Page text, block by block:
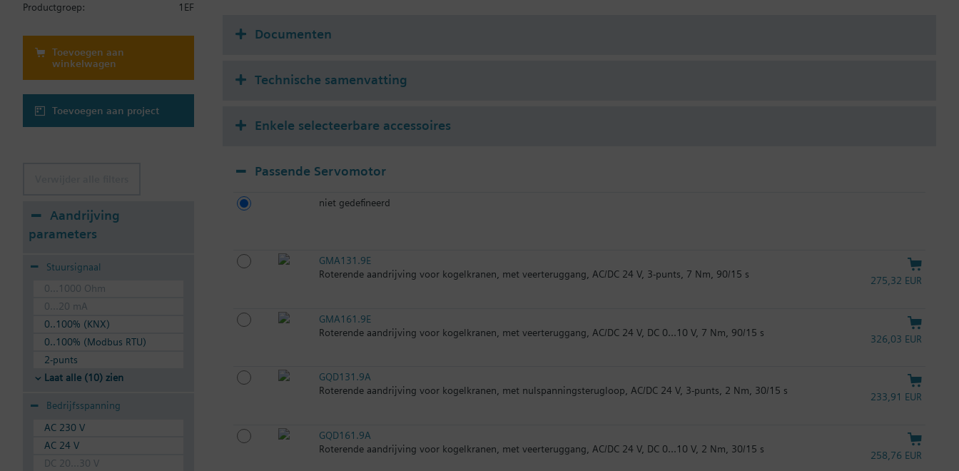
Productgroep:
1EF
Toevoegen aan
winkelwagen
Toevoegen aan project
Aandrijving
parameters
Stuursignaal
0...1000 Ohm
0...20 mA
0..100% (KNX)
0..100% (Modbus RTU)
2-punts
Laat alle (10) zien
Bedrijfsspanning
AC 230 V
AC 24 V
DC 20...30 V
Documenten
Technische samenvatting
Enkele selecteerbare accessoires
Passende Servomotor
niet gedefineerd
GMA131.9E
Roterende aandrijving voor kogelkranen, met veerteruggang, AC/DC 24 V, 3-punts, 7 Nm, 90/15 s
275,32 EUR
GMA161.9E
Roterende aandrijving voor kogelkranen, met veerteruggang, AC/DC 24 V, DC 0...10 V, 7 Nm, 90/15 s
326,03 EUR
GQD131.9A
Roterende aandrijving voor kogelkranen, met nulspanningsterugloop, AC/DC 24 V, 3-punts, 2 Nm, 30/15 s
233,91 EUR
GQD161.9A
Roterende aandrijving voor kogelkranen, met veerteruggang, AC/DC 24 V, DC 0...10 V, 2 Nm, 30/15 s
258,76 EUR